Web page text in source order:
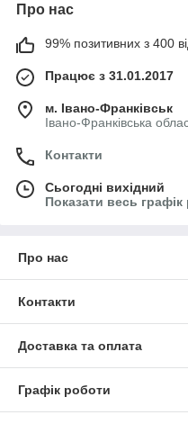
Про нас
99% позитивних з 400
Працює з 31.01.2017
м. Івано-Франківськ
Івано-Франківська
Контакти
Сьогодні вихідний
Показати весь графік
Про нас
Контакти
Доставка та оплата
Графік роботи